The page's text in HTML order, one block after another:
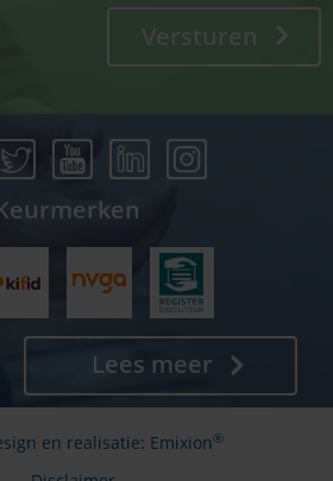
Versturen
Lees meer
en realisatie: Emixion®